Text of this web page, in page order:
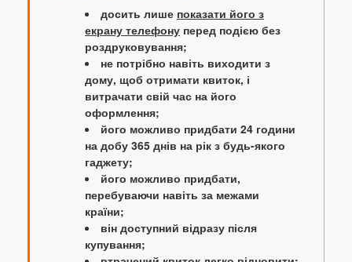
досить лише показати його з
екрану телефону перед подією без
роздруковування;
не потрібно навіть виходити з
дому, щоб отримати квиток, і
витрачати свій час на його
оформлення;
його можливо придбати 24 години
на добу 365 днів на рік з будь-якого
гаджету;
його можливо придбати,
перебуваючи навіть за межами
країни;
він доступний відразу після
купування;